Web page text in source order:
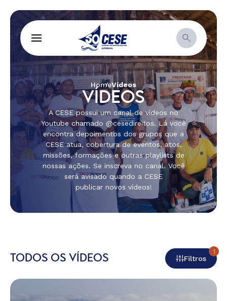
HomeVídeos
VÍDEOS
A CESE possui um canal de vídeos no
Youtube chamado @cesedireitos. Lá você
encontra depoimentos dos grupos que a
CESE atua, cobertura de eventos, atos,
missões, formações e outras playlists de
nossas ações. Se inscreva no canal. Você
será avisado quando a CESE
publicar novos vídeos!
TODOS OS VÍDEOS Filtros
1